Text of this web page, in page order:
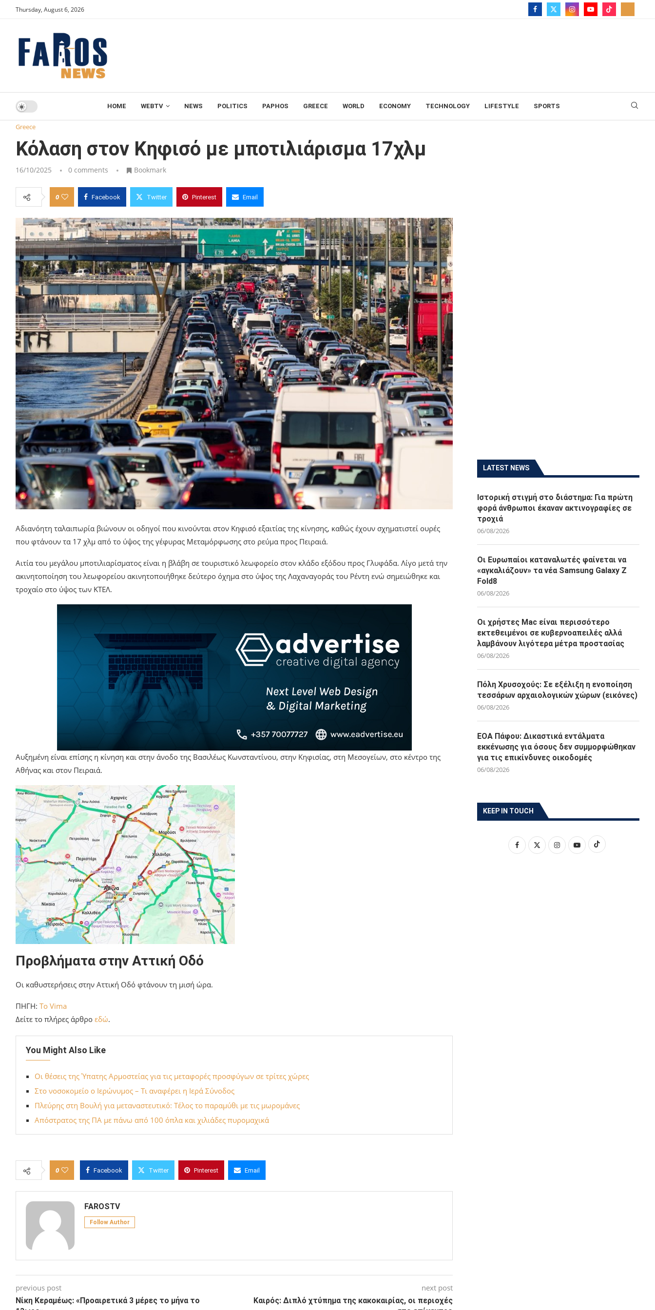
Thursday, August 6, 2026
HOME WEBTV NEWS POLITICS PAPHOS GREECE WORLD ECONOMY TECHNOLOGY LIFESTYLE SPORTS
Home Κόλαση στον Κηφισό με μποτιλιάρισμα 17χλμ
Greece
Κόλαση στον Κηφισό με μποτιλιάρισμα 17χλμ
16/10/2025 0 comments Bookmark
0 Facebook Twitter Pinterest Email
Αδιανόητη ταλαιπωρία βιώνουν οι οδηγοί που κινούνται στον Κηφισό εξαιτίας της κίνησης, καθώς έχουν σχηματιστεί ουρές
που φτάνουν τα 17 χλμ από το ύψος της γέφυρας Μεταμόρφωσης στο ρεύμα προς Πειραιά.
Αιτία του μεγάλου μποτιλιαρίσματος είναι η βλάβη σε τουριστικό λεωφορείο στον κλάδο εξόδου προς Γλυφάδα. Λίγο μετά την
ακινητοποίηση του λεωφορείου ακινητοποιήθηκε δεύτερο όχημα στο ύψος της Λαχαναγοράς του Ρέντη ενώ σημειώθηκε και
τροχαίο στο ύψος των ΚΤΕΛ.
Αυξημένη είναι επίσης η κίνηση και στην άνοδο της Βασιλέως Κωνσταντίνου, στην Κηφισίας, στη Μεσογείων, στο κέντρο της
Αθήνας και στον Πειραιά.
Προβλήματα στην Αττική Οδό
Οι καθυστερήσεις στην Αττική Οδό φτάνουν τη μισή ώρα.
ΠΗΓΗ: To Vima
Δείτε το πλήρες άρθρο εδώ.
You Might Also Like
Οι θέσεις της Ύπατης Αρμοστείας για τις μεταφορές προσφύγων σε τρίτες χώρες
Στο νοσοκομείο ο Ιερώνυμος – Τι αναφέρει η Ιερά Σύνοδος
Πλεύρης στη Βουλή για μεταναστευτικό: Τέλος το παραμύθι με τις μωρομάνες
Απόστρατος της ΠΑ με πάνω από 100 όπλα και χιλιάδες πυρομαχικά
0 Facebook Twitter Pinterest Email
FAROSTV
Follow Author
previous post
Νίκη Κεραμέως: «Προαιρετικά 3 μέρες το μήνα το
next post
Καιρός: Διπλό χτύπημα της κακοκαιρίας, οι περιοχές
LATEST NEWS
Ιστορική στιγμή στο διάστημα: Για πρώτη
φορά άνθρωποι έκαναν ακτινογραφίες σε
τροχιά
06/08/2026
Οι Ευρωπαίοι καταναλωτές φαίνεται να
«αγκαλιάζουν» τα νέα Samsung Galaxy Z
Fold8
06/08/2026
Οι χρήστες Mac είναι περισσότερο
εκτεθειμένοι σε κυβερνοαπειλές αλλά
λαμβάνουν λιγότερα μέτρα προστασίας
06/08/2026
Πόλη Χρυσοχούς: Σε εξέλιξη η ενοποίηση
τεσσάρων αρχαιολογικών χώρων (εικόνες)
06/08/2026
ΕΟΑ Πάφου: Δικαστικά εντάλματα
εκκένωσης για όσους δεν συμμορφώθηκαν
για τις επικίνδυνες οικοδομές
06/08/2026
KEEP IN TOUCH